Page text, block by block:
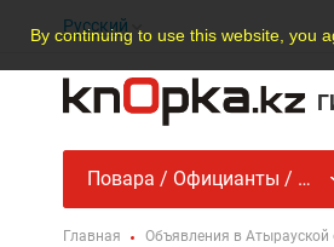
By continuing to use this website, you
Русский
Повара / Официанты / Пищевое производство
Главная Объявления в Атырауской